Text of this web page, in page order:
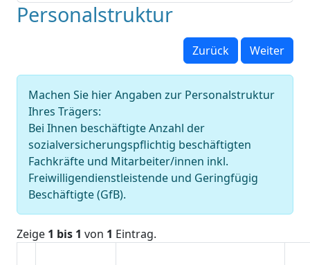
Personalstruktur
Zurück Weiter
Machen Sie hier Angaben zur Personalstruktur
Ihres Trägers:
Bei Ihnen beschäftigte Anzahl der
sozialversicherungspflichtig beschäftigten
Fachkräfte und Mitarbeiter/innen inkl.
Freiwilligendienstleistende und Geringfügig
Beschäftigte (GfB).
Zeige 1 bis 1 von 1 Eintrag.